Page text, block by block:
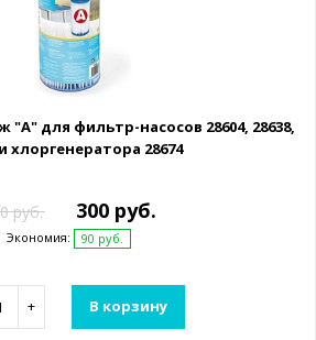
"А" для фильтр-насосов 28604, 28638,
хлоргенератора 28674
руб. 300 руб.
Экономия: 90 руб.
+ В корзину